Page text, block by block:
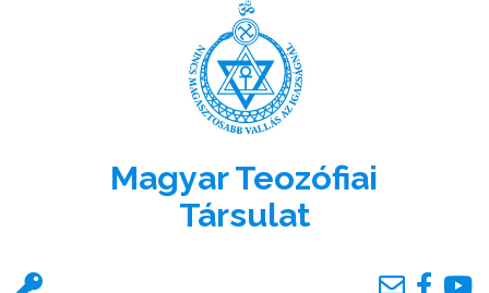
Magyar Teozófiai
Társulat